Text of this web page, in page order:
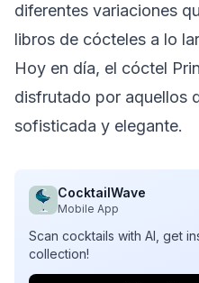
diferentes variaciones
libros de cócteles a lo
Hoy en día, el cóctel
disfrutado por aquellos
sofisticada y elegante.
CocktailWave
Mobile App
Scan cocktails with AI, get
collection!